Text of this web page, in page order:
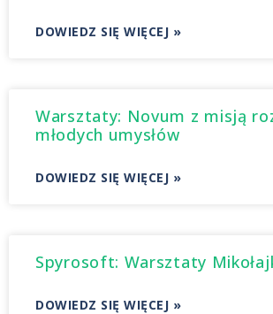
DOWIEDZ SIĘ WIĘCEJ »
Warsztaty: Novum z misją
młodych umysłów
DOWIEDZ SIĘ WIĘCEJ »
Spyrosoft: Warsztaty
DOWIEDZ SIĘ WIĘCEJ »